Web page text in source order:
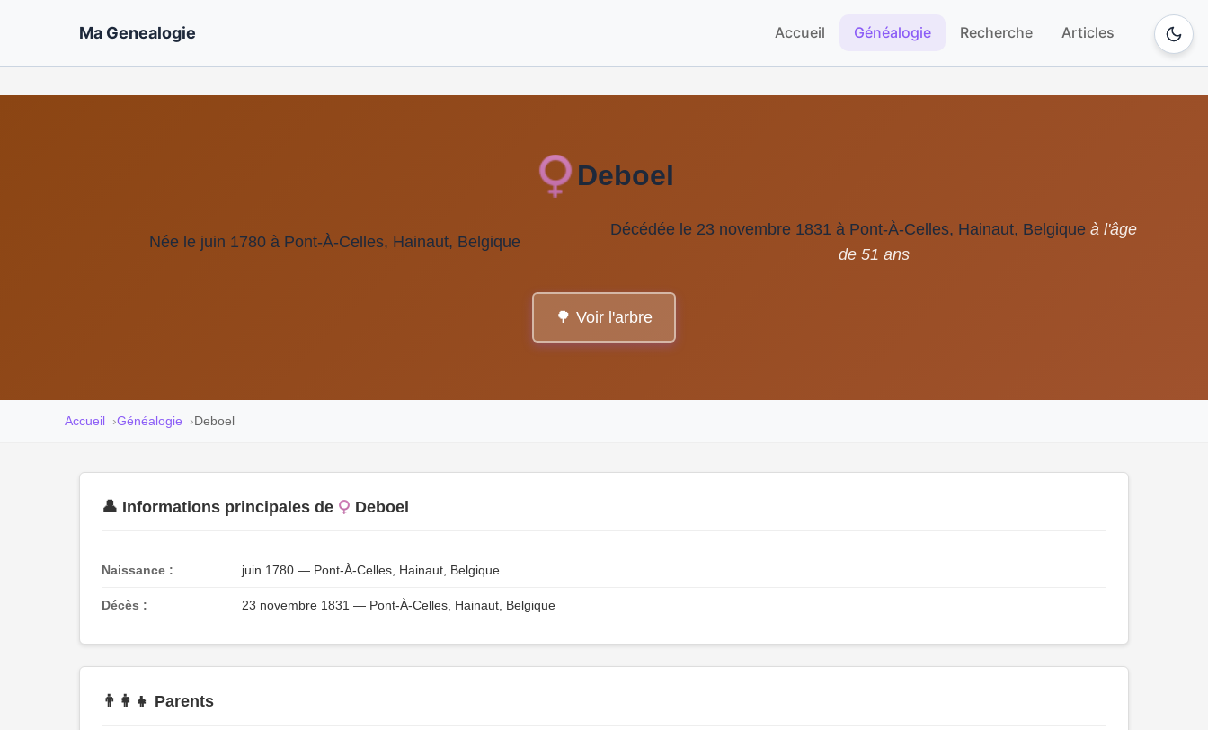
Ma Genealogie Accueil Généalogie Recherche Articles
Deboel
Née le juin 1780 à Pont-À-Celles, Hainaut, Belgique
Décédée le 23 novembre 1831 à Pont-À-Celles, Hainaut, Belgique à l'âge
de 51 ans
🌳 Voir l'arbre
Accueil Généalogie Deboel
👤 Informations principales de Deboel
Naissance : juin 1780 — Pont-À-Celles, Hainaut, Belgique
Décès : 23 novembre 1831 — Pont-À-Celles, Hainaut, Belgique
👨‍👩‍👧 Parents